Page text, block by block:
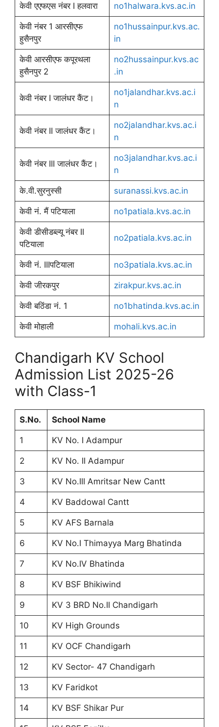
केवी एएफएस नंबर I हलवारा no1halwara.kvs.ac.in
केवी नंबर 1 आरसीएफ
हुसैनपुर
no1hussainpur.kvs.ac.
in
केवी आरसीएफ कपूरथला
हुसैनपुर 2
no2hussainpur.kvs.ac
.in
केवी नंबर I जालंधर कैंट।
no1jalandhar.kvs.ac.i
n
केवी नंबर II जालंधर कैंट।
no2jalandhar.kvs.ac.i
n
केवी नंबर III जालंधर कैंट।
no3jalandhar.kvs.ac.i
n
के.वी.सुरनुस्सी suranassi.kvs.ac.in
केवी नं. मैं पटियाला no1patiala.kvs.ac.in
केवी डीसीडब्ल्यू नंबर II
पटियाला
no2patiala.kvs.ac.in
केवी नं. IIIपटियाला no3patiala.kvs.ac.in
केवी जीरकपुर zirakpur.kvs.ac.in
केवी बठिंडा नं. 1 no1bhatinda.kvs.ac.in
केवी मोहाली mohali.kvs.ac.in
Chandigarh KV School
Admission List 2025-26
with Class-1
S.No. School Name
1 KV No. I Adampur
2 KV No. II Adampur
3 KV No.III Amritsar New Cantt
4 KV Baddowal Cantt
5 KV AFS Barnala
6 KV No.I Thimayya Marg Bhatinda
7 KV No.IV Bhatinda
8 KV BSF Bhikiwind
9 KV 3 BRD No.II Chandigarh
10 KV High Grounds
11 KV OCF Chandigarh
12 KV Sector- 47 Chandigarh
13 KV Faridkot
14 KV BSF Shikar Pur